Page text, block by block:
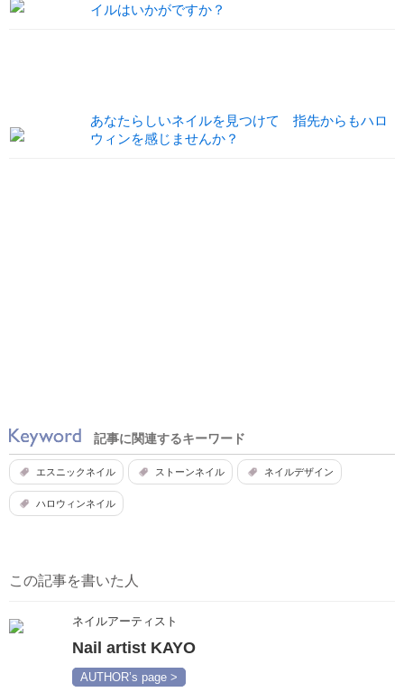
イルはいかがですか？
あなたらしいネイルを見つけて 指先からもハロ
ウィンを感じませんか？
記事に関連するキーワード
エスニックネイル ストーンネイル ネイルデザイン
ハロウィンネイル
この記事を書いた人
ネイルアーティスト
Nail artist KAYO
AUTHOR’s page >